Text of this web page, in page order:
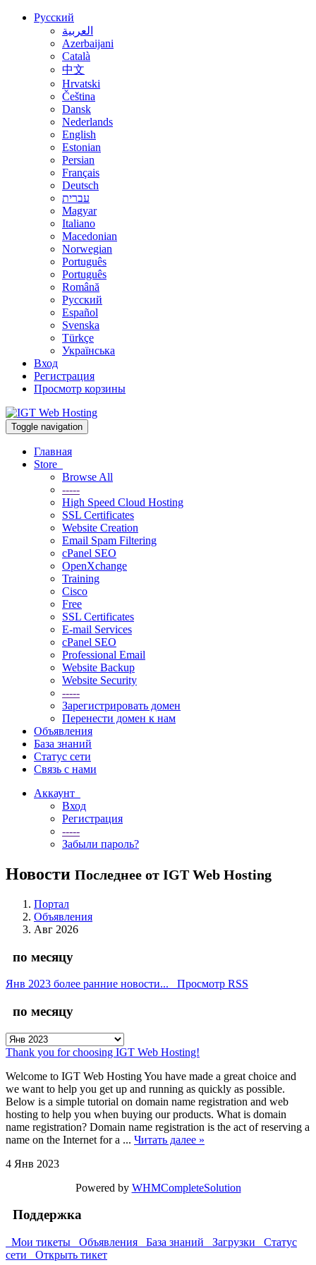
Русский
العربية
Azerbaijani
Català
中文
Hrvatski
Čeština
Dansk
Nederlands
English
Estonian
Persian
Français
Deutsch
עברית
Magyar
Italiano
Macedonian
Norwegian
Português
Português
Română
Русский
Español
Svenska
Türkçe
Українська
Вход
Регистрация
Просмотр корзины
Toggle navigation
Главная
Store
Browse All
-----
High Speed Cloud Hosting
SSL Certificates
Website Creation
Email Spam Filtering
cPanel SEO
OpenXchange
Training
Cisco
Free
SSL Certificates
E-mail Services
cPanel SEO
Professional Email
Website Backup
Website Security
-----
Зарегистрировать домен
Перенести домен к нам
Объявления
База знаний
Статус сети
Связь с нами
Аккаунт
Вход
Регистрация
-----
Забыли пароль?
Новости Последнее от IGT Web Hosting
Портал
Объявления
Авг 2026
по месяцу
Янв 2023 более ранние новости... Просмотр RSS
по месяцу
Thank you for choosing IGT Web Hosting!
Welcome to IGT Web Hosting You have made a great choice and
we want to help you get up and running as quickly as possible.
Below is a simple tutorial on domain name registration and web
hosting to help you when buying our products. What is domain
name registration? Domain name registration is the act of reserving a
name on the Internet for a ... Читать далее »
4 Янв 2023
Powered by WHMCompleteSolution
Поддержка
Мои тикеты Объявления База знаний Загрузки
Статус
сети
Открыть тикет